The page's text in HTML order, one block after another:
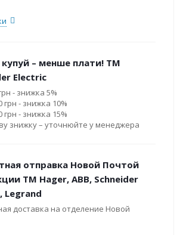
купуй – менше плати! ТМ
Electric
- знижка 5%
грн - знижка 10%
грн - знижка 15%
знижку – уточнюйте у менеджера
отправка Новой Почтой
ТМ Hager, ABB, Schneider
Legrand
доставка на отделение Новой